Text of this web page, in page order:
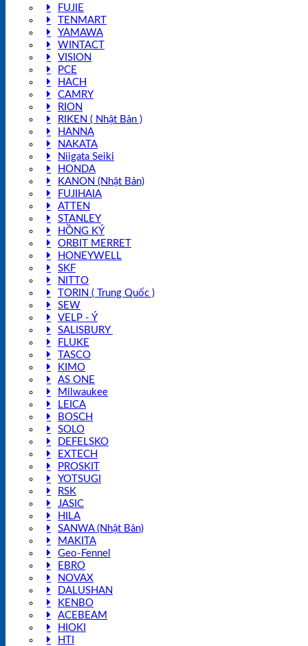
FUJIE
TENMART
YAMAWA
WINTACT
VISION
PCE
HACH
CAMRY
RION
RIKEN ( Nhật Bản )
HANNA
NAKATA
Niigata Seiki
HONDA
KANON (Nhật Bản)
FUJIHAIA
ATTEN
STANLEY
HỒNG KÝ
ORBIT MERRET
HONEYWELL
SKF
NITTO
TORIN ( Trung Quốc )
SEW
VELP - Ý
SALISBURY
FLUKE
TASCO
KIMO
AS ONE
Milwaukee
LEICA
BOSCH
SOLO
DEFELSKO
EXTECH
PROSKIT
YOTSUGI
RSK
JASIC
HILA
SANWA (Nhật Bản)
MAKITA
Geo-Fennel
EBRO
NOVAX
DALUSHAN
KENBO
ACEBEAM
HIOKI
HTI